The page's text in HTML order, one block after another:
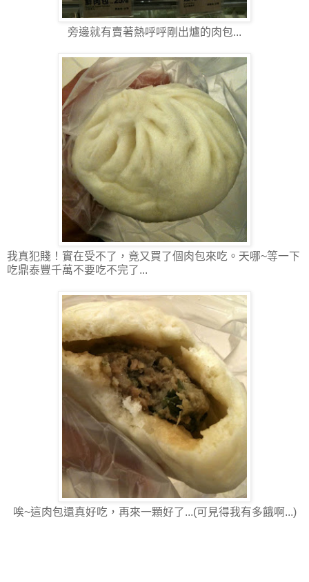
旁邊就有賣著熱呼呼剛出爐的肉包...
我真犯賤！實在受不了，竟又買了個肉包來吃。天哪~等一下
吃鼎泰豐千萬不要吃不完了...
唉~這肉包還真好吃，再來一顆好了...(可見得我有多餓啊...)